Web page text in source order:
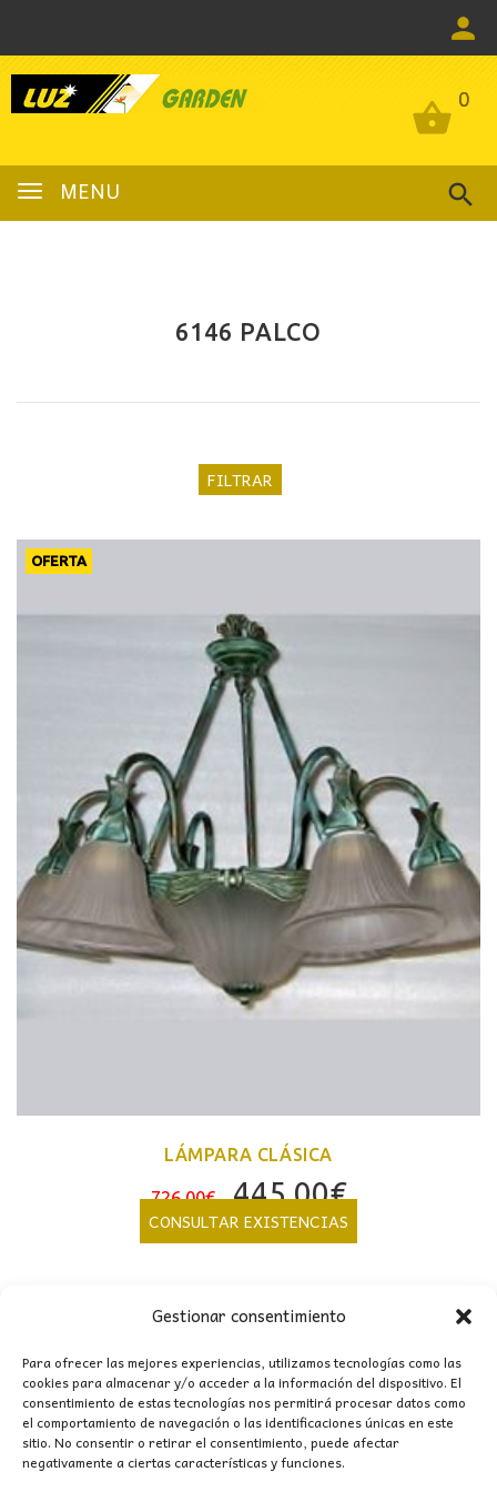
Gestionar consentimiento
Para ofrecer las mejores experiencias, utilizamos tecnologías como las
cookies para almacenar y/o acceder a la información del dispositivo. El
consentimiento de estas tecnologías nos permitirá procesar datos como
el comportamiento de navegación o las identificaciones únicas en este
sitio. No consentir o retirar el consentimiento, puede afectar
negativamente a ciertas características y funciones.
0
MENU
0
6146 PALCO
FILTRAR
OFERTA
LÁMPARA CLÁSICA
726,00€
El
precio
original
726,00€.
445,00€El
precio
actual
445,00€.
CONSULTAR EXISTENCIAS
CONTACTO
MI CUENTA